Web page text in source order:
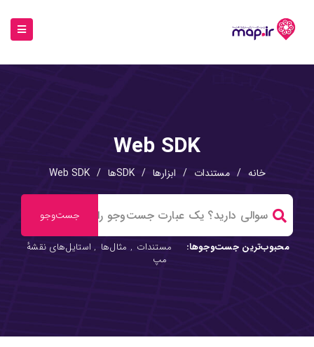
Web SDK
خانه / مستندات / ابزارها / SDKها /
Web SDK
محبوب‌ترین جست‌وجوها: مستندات , مثال‌ها , استایل‌های نقشهٔ
مپ